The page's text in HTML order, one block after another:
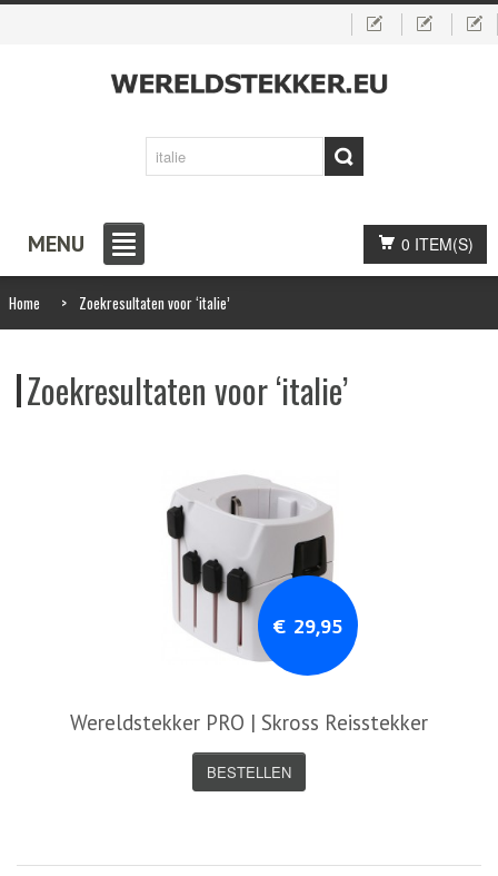
MENU 0 ITEM(S)
Home > Zoekresultaten voor ‘italie’
Zoekresultaten voor ‘italie’
€ 29,95
Wereldstekker PRO | Skross Reisstekker
BESTELLEN